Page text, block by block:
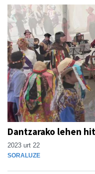
Dantzarako lehen
2023 urt 22
SORALUZE